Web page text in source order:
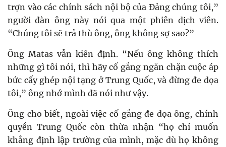
trợn vào các chính sách nội bộ của Đảng chúng tôi,”
người đàn ông này nói qua một phiên dịch viên.
“Chúng tôi sẽ trả thù ông, ông không sợ sao?”
Ông Matas vẫn kiên định. “Nếu ông không thích
những gì tôi nói, thì hãy cố gắng ngăn chặn cuộc áp
bức cấy ghép nội tạng ở Trung Quốc, và đừng đe dọa
tôi,” ông nhớ mình đã nói như vậy.
Ông cho biết, ngoài việc cố gắng đe dọa ông, chính
quyền Trung Quốc còn thừa nhận “họ chỉ muốn
khẳng định lập trường của mình, mặc dù họ không